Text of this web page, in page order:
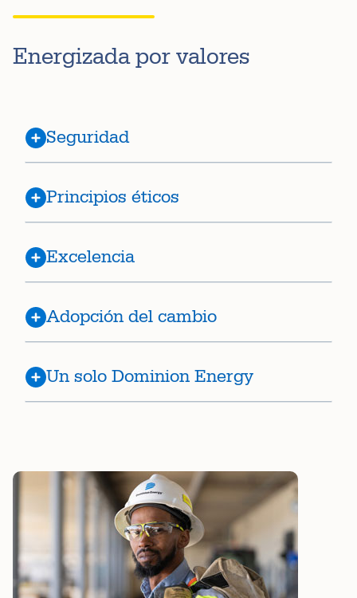
Energizada por valores
Seguridad
Principios éticos
Excelencia
Adopción del cambio
Un solo Dominion Energy